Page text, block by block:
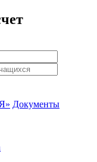
Документы